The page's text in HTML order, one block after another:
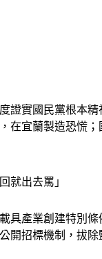
證實國民黨根本
在宜蘭製造恐慌
就出去罵」
具產業創建特別
開招標機制，拔